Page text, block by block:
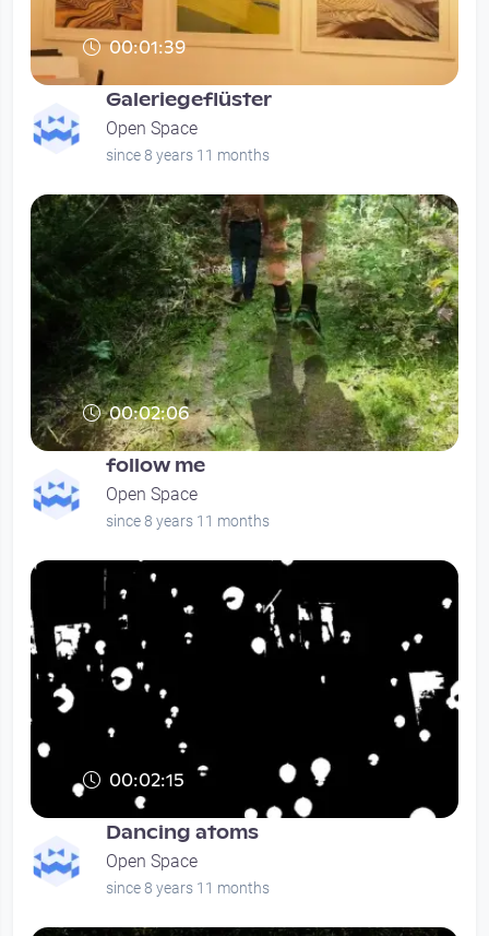
00:01:39
Galeriegeflüster
Open Space
since 8 years 11 months
00:02:06
follow me
Open Space
since 8 years 11 months
00:02:15
Dancing atoms
Open Space
since 8 years 11 months